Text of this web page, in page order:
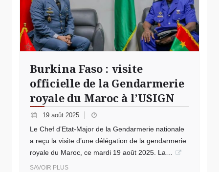
Burkina Faso : visite
officielle de la Gendarmerie
royale du Maroc à l’USIGN
19 août 2025
Le Chef d’Etat-Major de la Gendarmerie nationale
a reçu la visite d’une délégation de la gendarmerie
royale du Maroc, ce mardi 19 août 2025. La…
SAVOIR PLUS